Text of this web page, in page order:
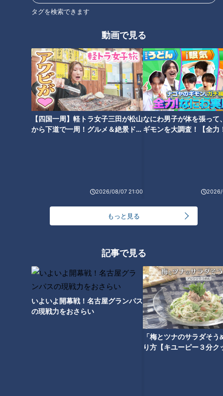
タグを検索できます
動画で見る
【四国一周】軽トラ女子三田が松山
から下道で一周！グルメ＆絶景ドラ
2026/08/07 21:00
なにわ男子が体を張って
ギモンを大調査！【全力
2026/
もっと見る
記事で見る
いよいよ開幕戦！名古屋グランパス
の現戦力をおさらい
「梅とツナのサラダそう
り方【キユーピー３分ク
歯科治療の1つが「入れ歯」です。入れ歯を作る時には、状態
入れ歯作りには時間がかかる事があり、食事や会話など日常生
活に支障が出たりする場合もあるため、状態が悪い歯を放置し
てしまう人も多いそうです。
＜1日で入れ歯を作る事を可能に！＞
佐藤先生は入れ歯治療をためらう患者さんたちの背中を押すた
め、歯科技工士の上田さんともにクリニックを開設。診察室の
そばに歯科技巧所を設けて、歯科技工士がその場で患者さんの
日入れ歯すみれデンタルクリニックは自由診療であり要予約で
痛みも少なくキレイに治る！？逆転の発想が生ん
2人目の医療人は、なついキズとやけどのクリニック院長の夏
井睦先生。先生は、今や一般的な傷治療法となった「湿潤療
法」を世に広めました。
そもそも傷の治療法は、傷口を消毒して乾かし、できたカサブ